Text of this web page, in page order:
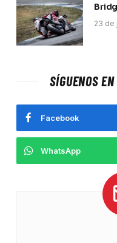
23 de
SÍGUENOS
Facebook
WhatsApp